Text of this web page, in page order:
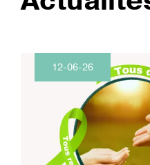
12-06-26